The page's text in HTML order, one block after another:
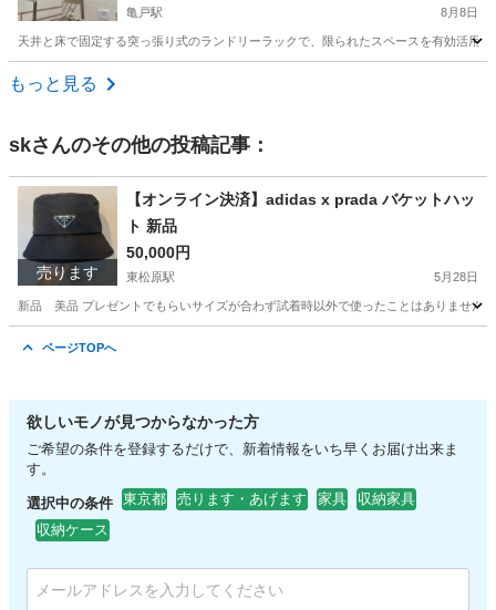
亀戸駅 8月8日
天井と床で固定する突っ張り式のランドリーラックで、限られたスペースを有効活用
東京 江東区
もっと見る
skさんのその他の投稿記事：
売ります
【オンライン決済】adidas x prada バケットハッ
ト 新品
50,000円
東松原駅 5月28日
新品 美品 プレゼントでもらいサイズが合わず試着時以外で使ったことはありません
ページTOPへ
欲しいモノが見つからなかった方
ご希望の条件を登録するだけで、新着情報をいち早くお届け出来ま
す。
選択中の条件 東京都 売ります・あげます 家具
収納家具
収納ケース